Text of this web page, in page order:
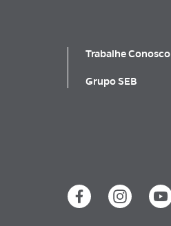
Trabalhe Conosco
Grupo SEB